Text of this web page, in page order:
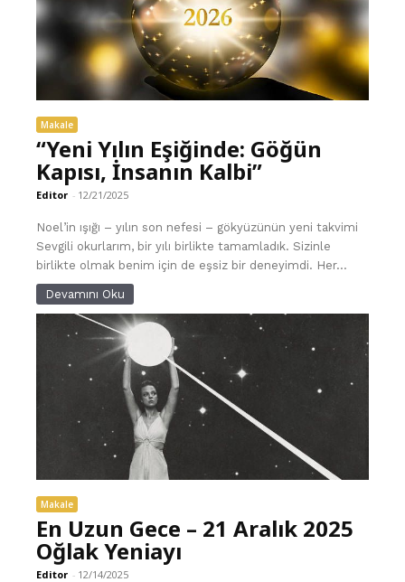
Makale
“Yeni Yılın Eşiğinde: Göğün
Kapısı, İnsanın Kalbi”
Editor - 12/21/2025
Noel’in ışığı – yılın son nefesi – gökyüzünün yeni takvimi
Sevgili okurlarım, bir yılı birlikte tamamladık. Sizinle
birlikte olmak benim için de eşsiz bir deneyimdi. Her...
Devamını Oku
Makale
En Uzun Gece – 21 Aralık 2025
Oğlak Yeniayı
Editor - 12/14/2025